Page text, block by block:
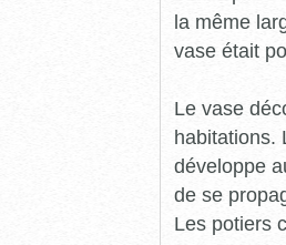
la même
vase était
Le vase
habitations.
développe
de se
Les potiers